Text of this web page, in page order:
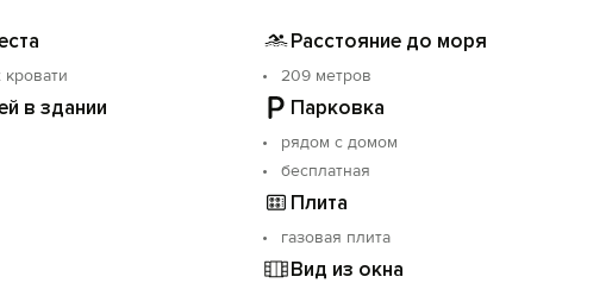
Расстояние до моря
209 метров
в здании Парковка
рядом с домом
бесплатная
Плита
газовая плита
Вид из окна